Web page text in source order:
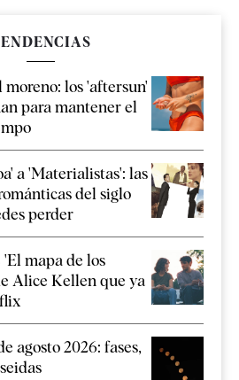
los 'aftersun'
para mantener el
a 'Materialistas': las
del siglo
perder
mapa de los
Alice Kellen que ya
agosto 2026: fases,